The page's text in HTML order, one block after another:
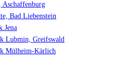
Aschaffenburg
Bad Liebenstein
Jena
Lubmin, Greifswald
Mülheim-Kärlich